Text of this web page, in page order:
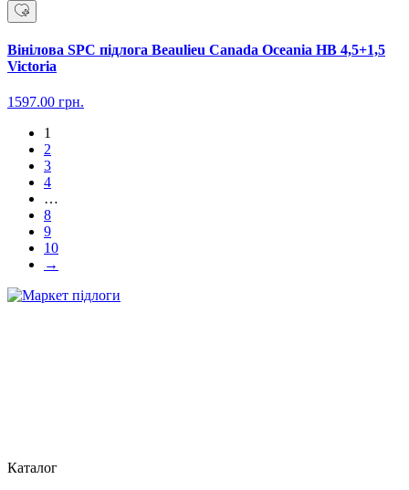
Вінілова SPC підлога Beaulieu Canada Oceania HB 4,5+1,5
Victoria
1597.00 грн.
1
2
3
4
…
8
9
10
→
Каталог